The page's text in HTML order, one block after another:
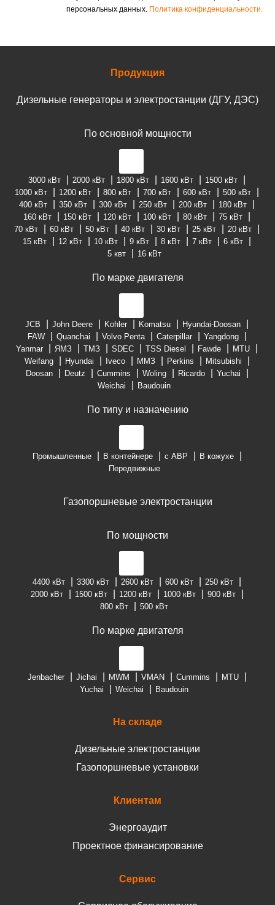
персональных данных. Политика конфиденциальности.
Продукция
Дизельные генераторы и электростанции (ДГУ, ДЭС)
По основной мощности
3000 кВт 2000 кВт 1800 кВт 1600 кВт
1500 кВт
1000 кВт
1200 кВт 800 кВт 700 кВт 600 кВт
500 кВт
400 кВт
350 кВт 300 кВт 250 кВт 200 кВт
180 кВт
160 кВт
150 кВт 120 кВт 100 кВт 80 кВт
75 кВт
70 кВт
60 кВт 50 кВт 40 кВт 30 кВт 25 кВт
20 кВт
15 кВт
12 кВт 10 кВт 9 кВт 8 кВт 7 кВт
6 кВт
5 квт
16 кВт
По марке двигателя
JCB John Deere Kohler Komatsu
Hyundai-Doosan
FAW
Quanchai Volvo Penta Caterpillar
Yangdong
Yanmar
ЯМЗ ТМЗ SDEC TSS Diesel Fawde
MTU
Weifang
Hyundai Iveco ММЗ Perkins
Mitsubishi
Doosan
Deutz Cummins Woling Ricardo
Yuchai
Weichai
Baudouin
По типу и назначению
Промышленные В контейнере с АВР
В кожухе
Передвижные
Газопоршневые электростанции
По мощности
4400 кВт 3300 кВт 2600 кВт 600 кВт
250 кВт
2000 кВт
1500 кВт 1200 кВт 1000 кВт
900 кВт
800 кВт
500 кВт
По марке двигателя
Jenbacher Jichai MWM VMAN Cummins
MTU
Yuchai
Weichai Baudouin
На складе
Дизельные электростанции
Газопоршневые установки
Клиентам
Энергоаудит
Проектное финансирование
Сервис